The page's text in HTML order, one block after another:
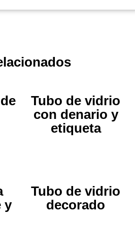
Tubo de vidrio
con denario y
etiqueta
y
Tubo de vidrio
decorado